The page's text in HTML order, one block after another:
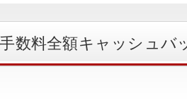
手数料全額キャッシュバ